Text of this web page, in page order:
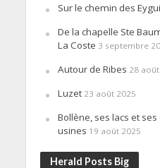
Sur le chemin des
De la chapelle Ste
La Coste 3 septembre
Autour de Ribes 28
Luzet 23 août 2025
Bollène, ses lacs et
usines 19 août 2025
Herald Posts Big